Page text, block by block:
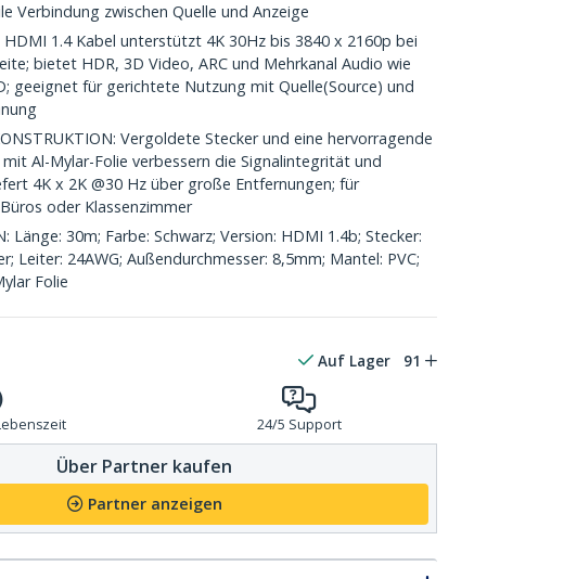
Verbindung zwischen Quelle und Anzeige
HDMI 1.4 Kabel unterstützt 4K 30Hz bis 3840 x 2160p bei
bietet HDR, 3D Video, ARC und Mehrkanal Audio wie
geeignet für gerichtete Nutzung mit Quelle(Source) und
Vergoldete Stecker und eine hervorragende
Al-Mylar-Folie verbessern die Signalintegrität und
4K x 2K @30 Hz über große Entfernungen; für
oder Klassenzimmer
Länge: 30m; Farbe: Schwarz; Version: HDMI 1.4b; Stecker:
Leiter: 24AWG; Außendurchmesser: 8,5mm; Mantel: PVC;
Folie
Auf Lager 91
24/5 Support
Über Partner kaufen
Partner anzeigen